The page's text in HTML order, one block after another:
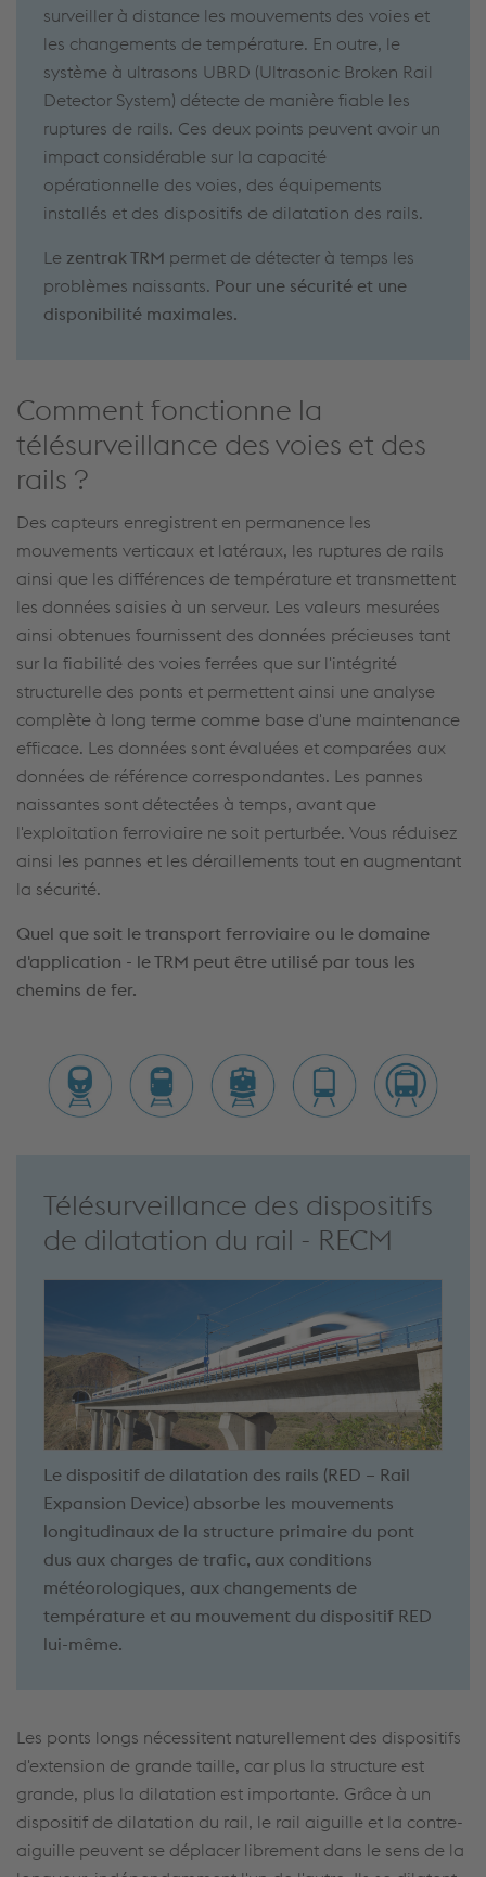
surveiller à distance les mouvements des voies et
les changements de température. En outre, le
système à ultrasons UBRD (Ultrasonic Broken Rail
Detector System) détecte de manière fiable les
ruptures de rails. Ces deux points peuvent avoir un
impact considérable sur la capacité
opérationnelle des voies, des équipements
installés et des dispositifs de dilatation des rails.
Le zentrak TRM permet de détecter à temps les
problèmes naissants. Pour une sécurité et une
disponibilité maximales.
Comment fonctionne la
télésurveillance des voies et des
rails ?
Des capteurs enregistrent en permanence les
mouvements verticaux et latéraux, les ruptures de rails
ainsi que les différences de température et transmettent
les données saisies à un serveur. Les valeurs mesurées
ainsi obtenues fournissent des données précieuses tant
sur la fiabilité des voies ferrées que sur l'intégrité
structurelle des ponts et permettent ainsi une analyse
complète à long terme comme base d'une maintenance
efficace. Les données sont évaluées et comparées aux
données de référence correspondantes. Les pannes
naissantes sont détectées à temps, avant que
l'exploitation ferroviaire ne soit perturbée. Vous réduisez
ainsi les pannes et les déraillements tout en augmentant
la sécurité.
Quel que soit le transport ferroviaire ou le domaine
d'application - le TRM peut être utilisé par tous les
chemins de fer.
Télésurveillance des dispositifs
de dilatation du rail - RECM
Le dispositif de dilatation des rails (RED – Rail
Expansion Device) absorbe les mouvements
longitudinaux de la structure primaire du pont
dus aux charges de trafic, aux conditions
météorologiques, aux changements de
température et au mouvement du dispositif RED
lui-même.
Les ponts longs nécessitent naturellement des dispositifs
d'extension de grande taille, car plus la structure est
grande, plus la dilatation est importante. Grâce à un
dispositif de dilatation du rail, le rail aiguille et la contre-
aiguille peuvent se déplacer librement dans le sens de la